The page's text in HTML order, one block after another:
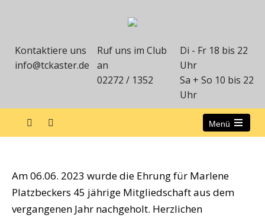
Kontaktiere uns
info@tckaster.de
Ruf uns im Club
an
02272 / 1352
Di - Fr 18 bis 22
Uhr
Sa + So 10 bis 22
Uhr
Menü
Am 06.06. 2023 wurde die Ehrung für Marlene
Platzbeckers 45 jährige Mitgliedschaft aus dem
vergangenen Jahr nachgeholt. Herzlichen